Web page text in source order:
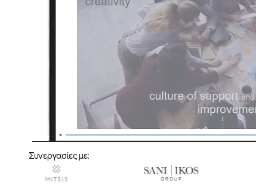
Συνεργασίες με: